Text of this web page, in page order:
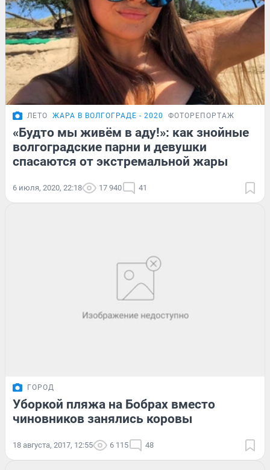
ЛЕТО ЖАРА В ВОЛГОГРАДЕ - 2020 ФОТОРЕПОРТАЖ
«Будто мы живём в аду!»: как знойные
волгоградские парни и девушки
спасаются от экстремальной жары
6 июля, 2020, 22:18 17 940 41
ГОРОД
Уборкой пляжа на Бобрах вместо
чиновников занялись коровы
18 августа, 2017, 12:55 6 115 48